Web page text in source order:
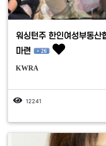
워싱턴주 한인여성부동산
마련
+ 26
KWRA
12241